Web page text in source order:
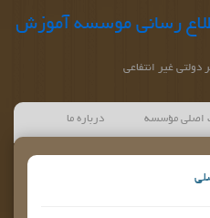
رساني موسسه آموزش
غیر انتفاعی
اصلی مؤسسه درباره ما